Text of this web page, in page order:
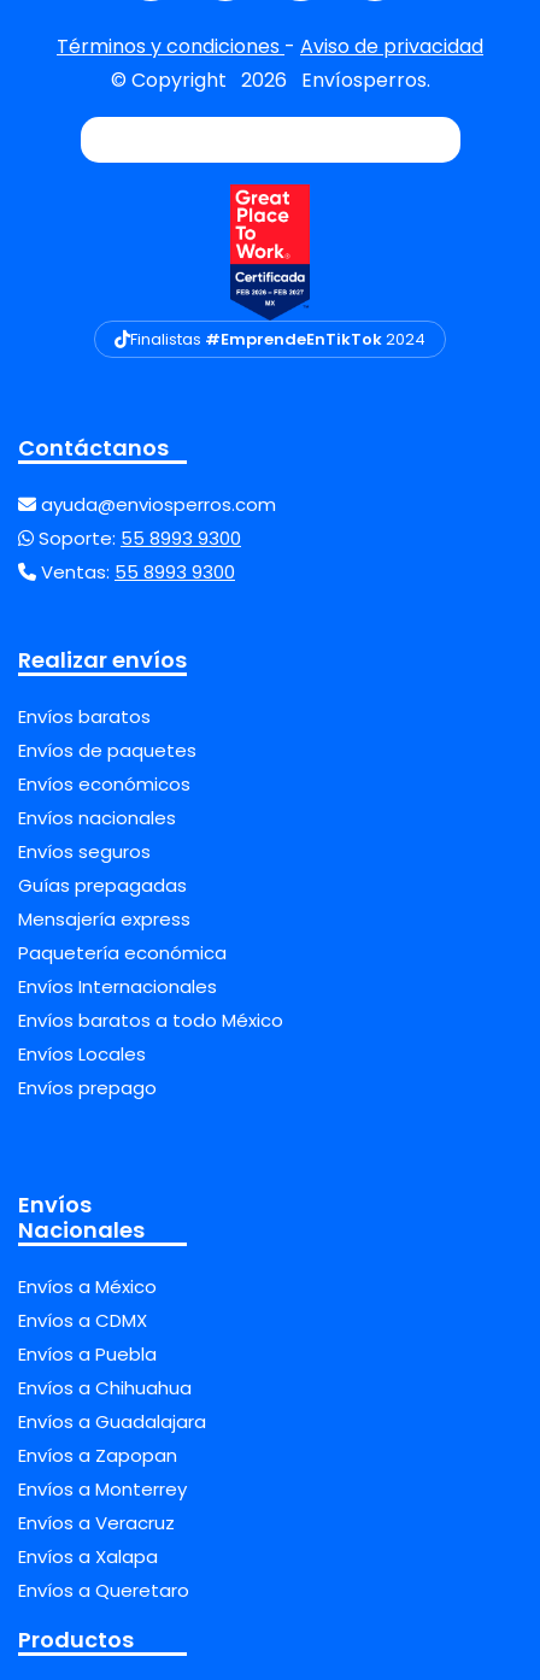
Términos y condiciones - Aviso de privacidad
© Copyright 2026 Envíosperros.
Finalistas #EmprendeEnTikTok2024
Contáctanos
ayuda@enviosperros.com
Soporte: 55 8993 9300
Ventas: 55 8993 9300
Realizar envíos
Envíos baratos
Envíos de paquetes
Envíos económicos
Envíos nacionales
Envíos seguros
Guías prepagadas
Mensajería express
Paquetería económica
Envíos Internacionales
Envíos baratos a todo México
Envíos Locales
Envíos prepago
Envíos
Nacionales
Envíos a México
Envíos a CDMX
Envíos a Puebla
Envíos a Chihuahua
Envíos a Guadalajara
Envíos a Zapopan
Envíos a Monterrey
Envíos a Veracruz
Envíos a Xalapa
Envíos a Queretaro
Productos